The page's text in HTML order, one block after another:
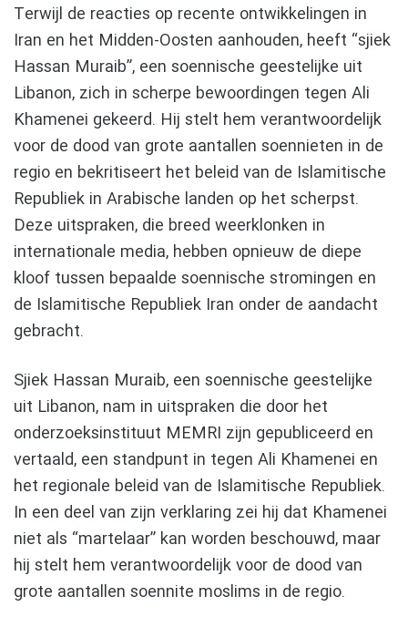
Terwijl de reacties op recente ontwikkelingen in
Iran en het Midden-Oosten aanhouden, heeft “sjiek
Hassan Muraib”, een soennische geestelijke uit
Libanon, zich in scherpe bewoordingen tegen Ali
Khamenei gekeerd. Hij stelt hem verantwoordelijk
voor de dood van grote aantallen soennieten in de
regio en bekritiseert het beleid van de Islamitische
Republiek in Arabische landen op het scherpst.
Deze uitspraken, die breed weerklonken in
internationale media, hebben opnieuw de diepe
kloof tussen bepaalde soennische stromingen en
de Islamitische Republiek Iran onder de aandacht
gebracht.
Sjiek Hassan Muraib, een soennische geestelijke
uit Libanon, nam in uitspraken die door het
onderzoeksinstituut MEMRI zijn gepubliceerd en
vertaald, een standpunt in tegen Ali Khamenei en
het regionale beleid van de Islamitische Republiek.
In een deel van zijn verklaring zei hij dat Khamenei
niet als “martelaar” kan worden beschouwd, maar
hij stelt hem verantwoordelijk voor de dood van
grote aantallen soennite moslims in de regio.